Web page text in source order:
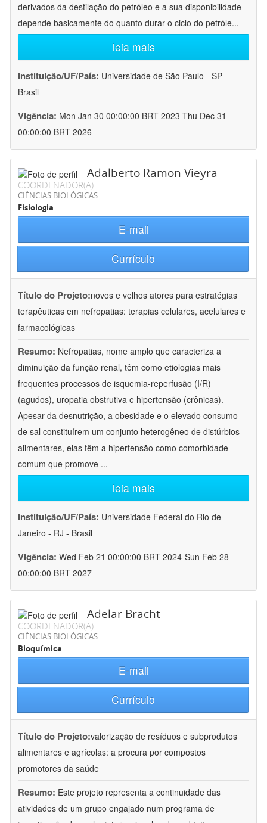
derivados da destilação do petróleo e a sua disponibilidade
depende basicamente do quanto durar o ciclo do petróle...
leia mais
Instituição/UF/País: Universidade de São Paulo - SP -
Brasil
Vigência: Mon Jan 30 00:00:00 BRT 2023-Thu Dec 31
00:00:00 BRT 2026
Adalberto Ramon Vieyra
COORDENADOR(A)
CIÊNCIAS BIOLÓGICAS
Fisiologia
E-mail
Currículo
Título do Projeto:novos e velhos atores para estratégias
terapêuticas em nefropatias: terapias celulares, acelulares e
farmacológicas
Resumo: Nefropatias, nome amplo que caracteriza a
diminuição da função renal, têm como etiologias mais
frequentes processos de isquemia-reperfusão (I/R)
(agudos), uropatia obstrutiva e hipertensão (crônicas).
Apesar da desnutrição, a obesidade e o elevado consumo
de sal constituírem um conjunto heterogêneo de distúrbios
alimentares, elas têm a hipertensão como comorbidade
comum que promove ...
leia mais
Instituição/UF/País: Universidade Federal do Rio de
Janeiro - RJ - Brasil
Vigência: Wed Feb 21 00:00:00 BRT 2024-Sun Feb 28
00:00:00 BRT 2027
Adelar Bracht
COORDENADOR(A)
CIÊNCIAS BIOLÓGICAS
Bioquímica
E-mail
Currículo
Título do Projeto:valorização de resíduos e subprodutos
alimentares e agrícolas: a procura por compostos
promotores da saúde
Resumo: Este projeto representa a continuidade das
atividades de um grupo engajado num programa de